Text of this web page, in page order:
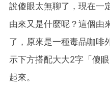
說傻眼太無聊了，現在一
由來又是什麼呢？這個由
了，原來是一種毒品咖啡
示下方搭配大大2字「傻
起來。